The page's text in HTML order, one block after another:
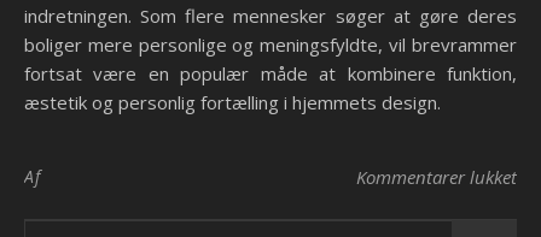
indretningen. Som flere mennesker søger at gøre deres
boliger mere personlige og meningsfyldte, vil brevrammer
fortsat være en populær måde at kombinere funktion,
æstetik og personlig fortælling i hjemmets design.
Af Kommentarer lukkettil